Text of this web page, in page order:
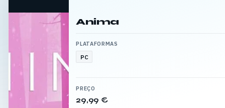
Anima
PLATAFORMAS
PC
PREÇO
29,99 €